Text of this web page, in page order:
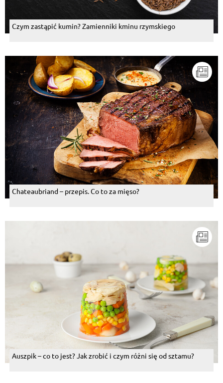
Czym zastąpić kumin? Zamienniki kminu rzymskiego
Chateaubriand – przepis. Co to za mięso?
Auszpik – co to jest? Jak zrobić i czym różni się od sztamu?